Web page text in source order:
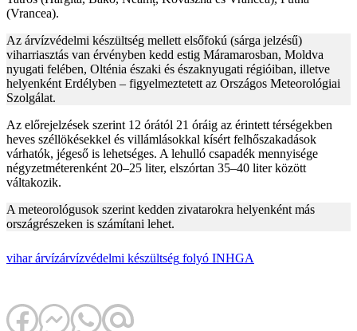
(Vrancea).
Az árvízvédelmi készültség mellett elsőfokú (sárga jelzésű)
viharriasztás van érvényben kedd estig Máramarosban, Moldva
nyugati felében, Olténia északi és északnyugati régióiban, illetve
helyenként Erdélyben – figyelmeztetett az Országos Meteorológiai
Szolgálat.
Az előrejelzések szerint 12 órától 21 óráig az érintett térségekben
heves széllökésekkel és villámlásokkal kísért felhőszakadások
várhatók, jégeső is lehetséges. A lehulló csapadék mennyisége
négyzetméterenként 20–25 liter, elszórtan 35–40 liter között
váltakozik.
A meteorológusok szerint kedden zivatarokra helyenként más
országrészeken is számítani lehet.
viharárvízárvízvédelmi készültség folyó INHGA